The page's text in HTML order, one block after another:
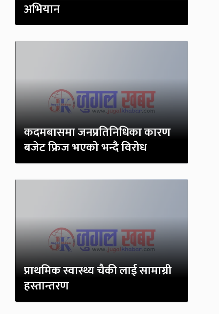
अभियान
कदमबासमा जनप्रतिनिधिका कारण
बजेट फ्रिज भएको भन्दै विरोध
प्राथमिक स्वास्थ्य चैकी लाई सामाग्री
हस्तान्तरण